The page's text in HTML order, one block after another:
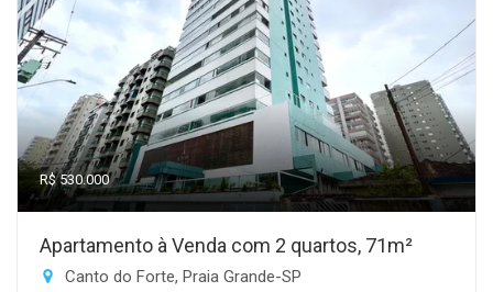
R$ 530.000
Apartamento à Venda com 2 quartos, 71m²
Canto do Forte, Praia Grande-SP